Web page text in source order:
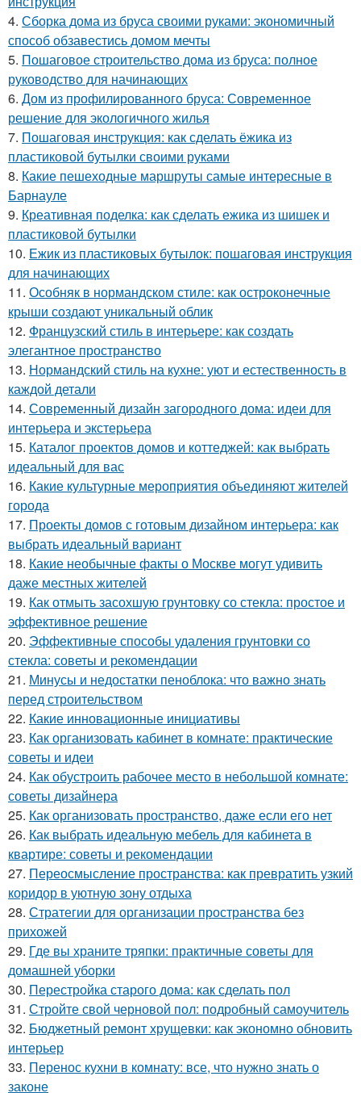
4. Сборка дома из бруса своими руками: экономичный
способ обзавестись домом мечты
5. Пошаговое строительство дома из бруса: полное
руководство для начинающих
6. Дом из профилированного бруса: Современное
решение для экологичного жилья
7. Пошаговая инструкция: как сделать ёжика из
пластиковой бутылки своими руками
8. Какие пешеходные маршруты самые интересные в
Барнауле
9. Креативная поделка: как сделать ежика из шишек и
пластиковой бутылки
10. Ежик из пластиковых бутылок: пошаговая инструкция
для начинающих
11. Особняк в нормандском стиле: как остроконечные
крыши создают уникальный облик
12. Французский стиль в интерьере: как создать
элегантное пространство
13. Нормандский стиль на кухне: уют и естественность в
каждой детали
14. Современный дизайн загородного дома: идеи для
интерьера и экстерьера
15. Каталог проектов домов и коттеджей: как выбрать
идеальный для вас
16. Какие культурные мероприятия объединяют жителей
города
17. Проекты домов с готовым дизайном интерьера: как
выбрать идеальный вариант
18. Какие необычные факты о Москве могут удивить
даже местных жителей
19. Как отмыть засохшую грунтовку со стекла: простое и
эффективное решение
20. Эффективные способы удаления грунтовки со
стекла: советы и рекомендации
21. Минусы и недостатки пеноблока: что важно знать
перед строительством
22. Какие инновационные инициативы
23. Как организовать кабинет в комнате: практические
советы и идеи
24. Как обустроить рабочее место в небольшой комнате:
советы дизайнера
25. Как организовать пространство, даже если его нет
26. Как выбрать идеальную мебель для кабинета в
квартире: советы и рекомендации
27. Переосмысление пространства: как превратить узкий
коридор в уютную зону отдыха
28. Стратегии для организации пространства без
прихожей
29. Где вы храните тряпки: практичные советы для
домашней уборки
30. Перестройка старого дома: как сделать пол
31. Стройте свой черновой пол: подробный самоучитель
32. Бюджетный ремонт хрущевки: как экономно обновить
интерьер
33. Перенос кухни в комнату: все, что нужно знать о
законе